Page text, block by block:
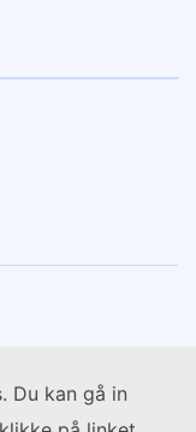
Du kan gå in